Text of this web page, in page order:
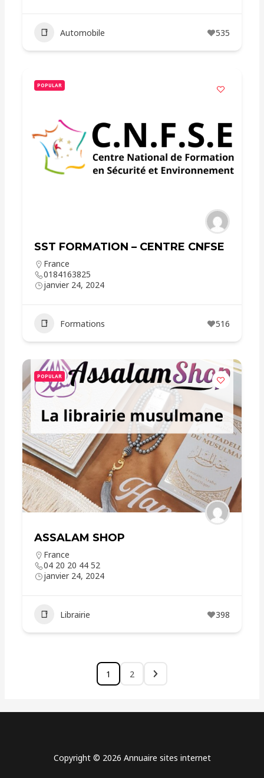
Automobile 535
POPULAR
SST FORMATION – CENTRE CNFSE
France
0184163825
janvier 24, 2024
Formations 516
POPULAR
ASSALAM SHOP
France
04 20 20 44 52
janvier 24, 2024
Librairie 398
1 2
Copyright © 2026 Annuaire sites internet